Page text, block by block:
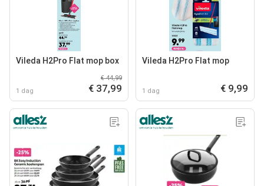
Vileda H2Pro Flat mop box
1 dag
€ 44,99
€ 37,99
Vileda H2Pro Flat mop
1 dag € 9,99